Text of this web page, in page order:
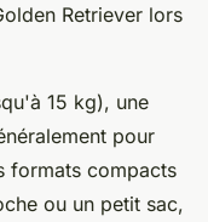
Retriever lors
15 kg), une
pour
formats compacts
ou un petit sac,